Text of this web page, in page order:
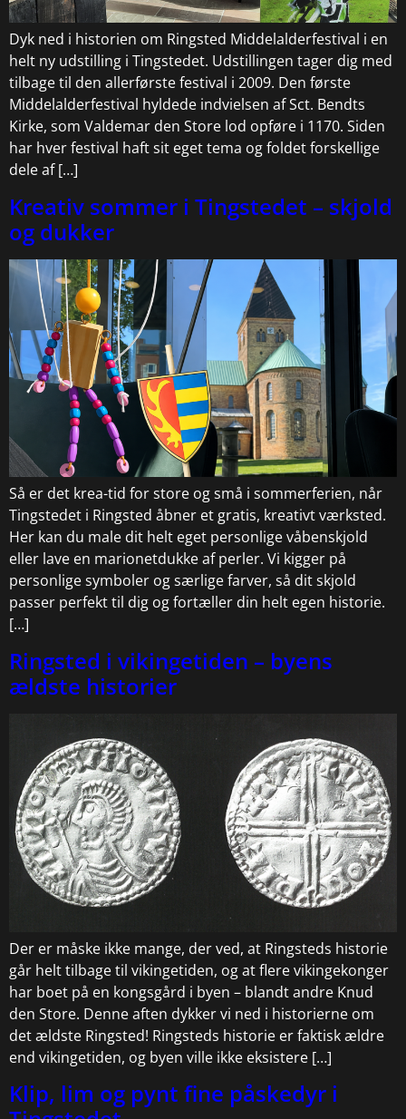
Dyk ned i historien om Ringsted Middelalderfestival i en
helt ny udstilling i Tingstedet. Udstillingen tager dig med
tilbage til den allerførste festival i 2009. Den første
Middelalderfestival hyldede indvielsen af Sct. Bendts
Kirke, som Valdemar den Store lod opføre i 1170. Siden
har hver festival haft sit eget tema og foldet forskellige
dele af […]
Kreativ sommer i Tingstedet – skjold
og dukker
Så er det krea-tid for store og små i sommerferien, når
Tingstedet i Ringsted åbner et gratis, kreativt værksted.
Her kan du male dit helt eget personlige våbenskjold
eller lave en marionetdukke af perler. Vi kigger på
personlige symboler og særlige farver, så dit skjold
passer perfekt til dig og fortæller din helt egen historie.
[…]
Ringsted i vikingetiden – byens
ældste historier
Der er måske ikke mange, der ved, at Ringsteds historie
går helt tilbage til vikingetiden, og at flere vikingekonger
har boet på en kongsgård i byen – blandt andre Knud
den Store. Denne aften dykker vi ned i historierne om
det ældste Ringsted! Ringsteds historie er faktisk ældre
end vikingetiden, og byen ville ikke eksistere […]
Klip, lim og pynt fine påskedyr i